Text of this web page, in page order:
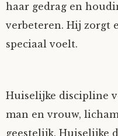
haar gedrag en
verbeteren. Hij zorgt
speciaal voelt.
Huiselijke discipline
man en vrouw,
geestelijk. Huiselijke